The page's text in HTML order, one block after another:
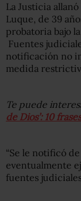
La Justicia
Luque, de 39
probatoria bajo
Fuentes
notificación no
medida
Te puede
de Dios’: 10
“Se le notificó
eventualmente
fuentes